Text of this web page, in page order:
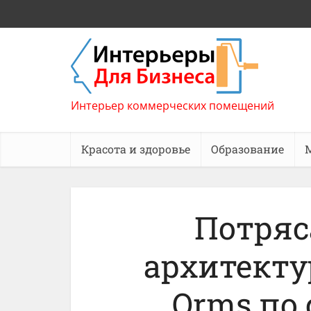
Интерьер коммерческих помещений
Красота и здоровье Образование